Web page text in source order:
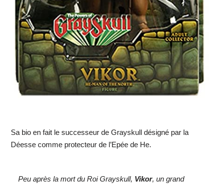
Sa bio en fait le successeur de Grayskull désigné par la
Déesse comme protecteur de l’Epée de He.
Peu après la mort du Roi Grayskull, Vikor, un grand